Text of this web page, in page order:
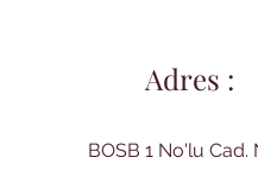
Adres :
BOSB 1 No'lu Cad.